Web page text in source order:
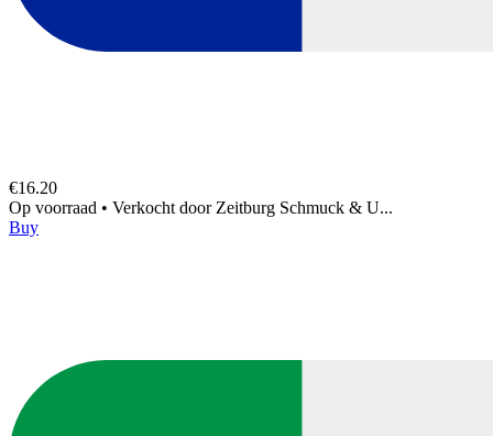
€16.20
Op voorraad • Verkocht door Zeitburg Schmuck & U...
Buy